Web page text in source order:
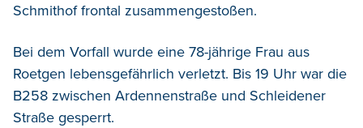
Schmithof frontal zusammengestoßen.
Bei dem Vorfall wurde eine 78-jährige Frau aus
Roetgen lebensgefährlich verletzt. Bis 19 Uhr war die
B258 zwischen Ardennenstraße und Schleidener
Straße gesperrt.